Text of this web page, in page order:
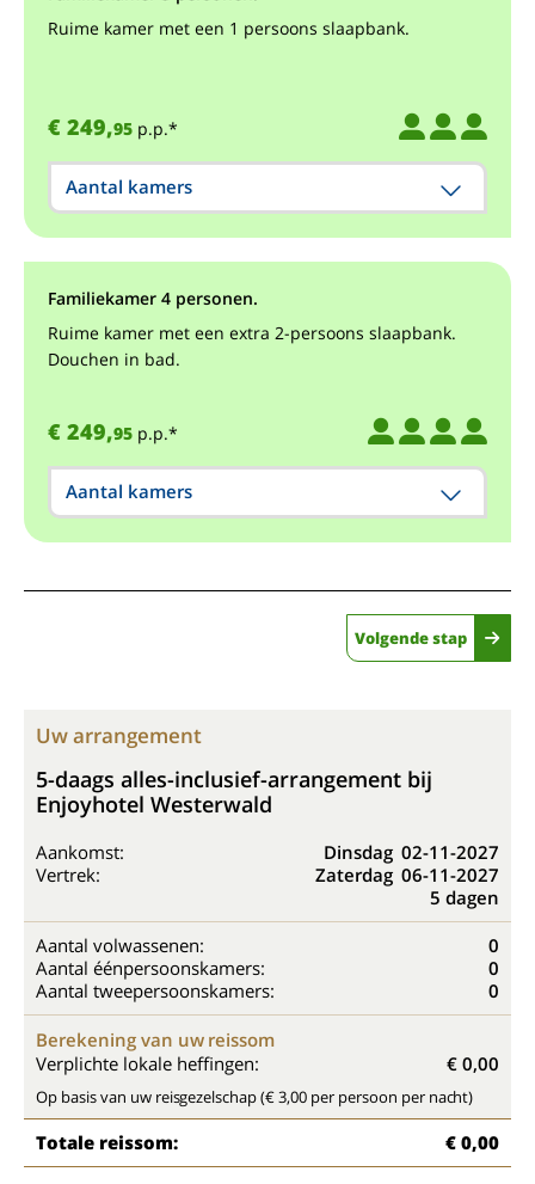
Ruime kamer met een 1 persoons slaapbank.
€ 249,95 p.p.*
Aantal kamers
Familiekamer 4 personen.
Ruime kamer met een extra 2-persoons slaapbank.
Douchen in bad.
€ 249,95 p.p.*
Aantal kamers
Volgende stap
Uw arrangement
5-daags alles-inclusief-arrangement bij
Enjoyhotel Westerwald
Aankomst: Dinsdag 02-11-2027
Vertrek:
Zaterdag 06-11-2027
5 dagen
Aantal volwassenen:
0
Aantal éénpersoonskamers:
0
Aantal tweepersoonskamers:
0
Berekening van uw reissom
Verplichte lokale heffingen:
€ 0,00
Op basis van uw reisgezelschap (€ 3,00 per persoon per nacht)
Totale reissom: € 0,00